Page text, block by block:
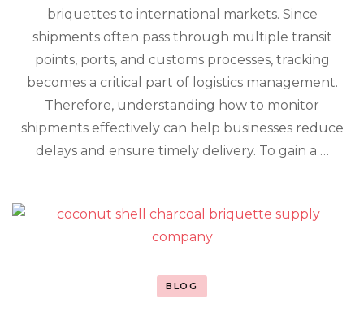
Guide
for
Delivery
briquettes to international markets. Since
shipments often pass through multiple transit
points, ports, and customs processes, tracking
becomes a critical part of logistics management.
Therefore, understanding how to monitor
shipments effectively can help businesses reduce
delays and ensure timely delivery. To gain a …
BLOG